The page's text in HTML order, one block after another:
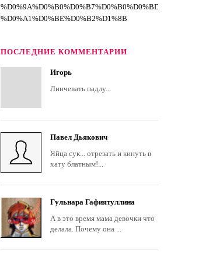
%D0%A1%D0%BE%D0%B2%D1%8B
ПОСЛЕДНИЕ КОММЕНТАРИИ
Игорь
Линчевать падлу...
Павел Дьякович
Яйца сук... отрезать и кинуть в
хату блатным!...
Гульнара Гафиятуллина
А в это время мама девочки что
делала. Почему она ...